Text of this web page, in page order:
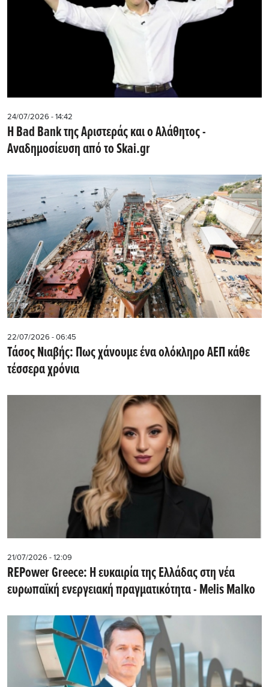
24/07/2026 - 14:42
Η Bad Bank της Αριστεράς και ο Αλάθητος -
Αναδημοσίευση από το Skai.gr
22/07/2026 - 06:45
Τάσος Νιαβής: Πως χάνουμε ένα ολόκληρο ΑΕΠ κάθε
τέσσερα χρόνια
21/07/2026 - 12:09
REPower Greece: Η ευκαιρία της Ελλάδας στη νέα
ευρωπαϊκή ενεργειακή πραγματικότητα - Μelis Malko